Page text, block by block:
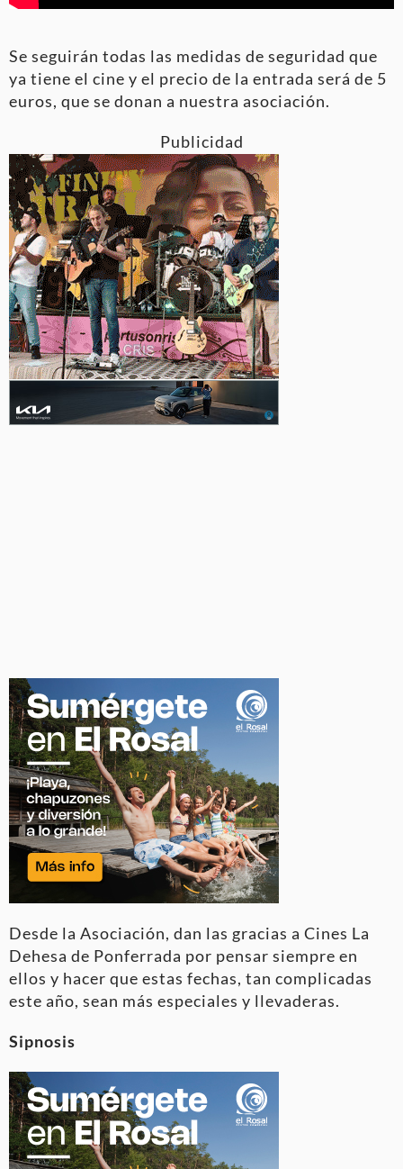
Se seguirán todas las medidas de seguridad que
ya tiene el cine y el precio de la entrada será de 5
euros, que se donan a nuestra asociación.
Publicidad
Desde la Asociación, dan las gracias a Cines La
Dehesa de Ponferrada por pensar siempre en
ellos y hacer que estas fechas, tan complicadas
este año, sean más especiales y llevaderas.
Sipnosis